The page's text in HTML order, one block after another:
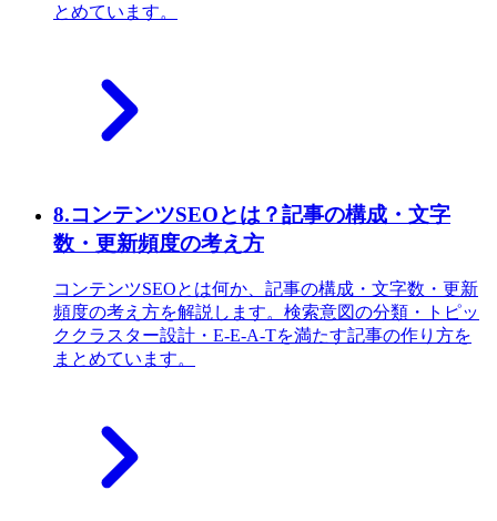
とめています。
8.コンテンツSEOとは？記事の構成・文字
数・更新頻度の考え方
コンテンツSEOとは何か、記事の構成・文字数・更新
頻度の考え方を解説します。検索意図の分類・トピッ
ククラスター設計・E-E-A-Tを満たす記事の作り方を
まとめています。